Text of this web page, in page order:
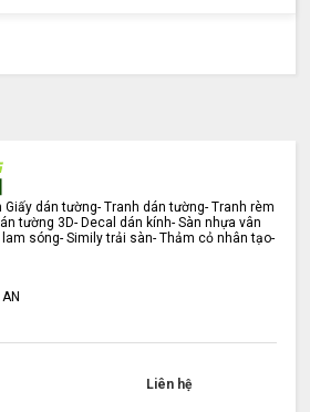
dán tường- Tranh dán tường- Tranh rèm
tường 3D- Decal dán kính- Sàn nhựa vân
lam sóng- Simily trải sàn- Thảm cỏ nhân tạo-
Liên hệ